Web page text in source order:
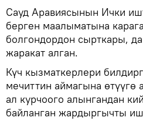
Сауд Аравиясынын Ички
берген маалыматына
болгондордон сырткары,
жаракат алган.
Күч кызматкерлери
мечиттин аймагына өтүүгө
ал курчоого алынгандан
байланган жардыргычты